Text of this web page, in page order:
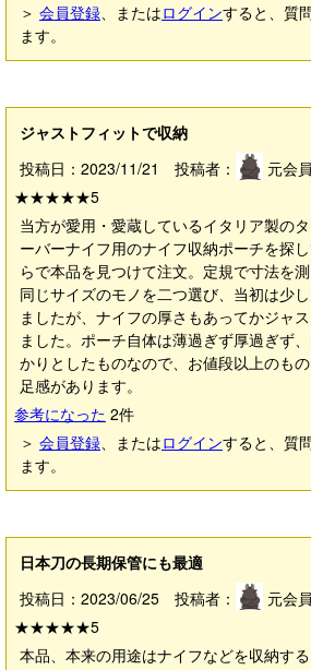
＞ 会員登録、またはログインすると、質
ます。
ジャストフィットで収納
投稿日：2023/11/21 投稿者：
元会
★★★★★5
当方が愛用・愛蔵しているイタリア製の
ーバーナイフ用のナイフ収納ポーチを探
らで本品を見つけて注文。定規で寸法を
同じサイズのモノを二つ選び、当初は少
ましたが、ナイフの厚さもあってかジャ
ました。ポーチ自体は薄過ぎず厚過ぎず
かりとしたものなので、お値段以上のも
足感があります。
参考になった 2件
＞ 会員登録、またはログインすると、質
ます。
日本刀の長期保管にも最適
投稿日：2023/06/25 投稿者：
元会
★★★★★5
本品、本来の用途はナイフなどを収納す